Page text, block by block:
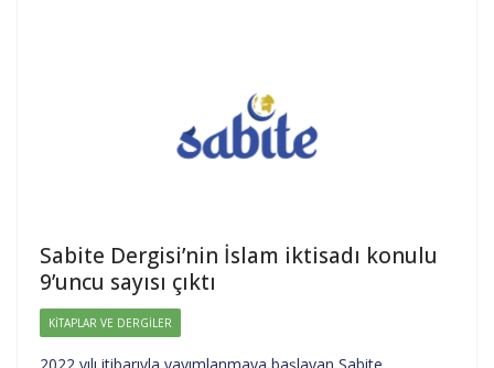
Sabite Dergisi’nin İslam iktisadı konulu
9’uncu sayısı çıktı
KITAPLAR VE DERGILER
2022 yılı itibarıyla yayımlanmaya başlayan Sabite